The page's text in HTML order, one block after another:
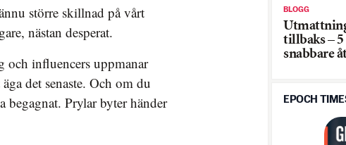
större skillnad på vårt
nästan desperat.
och influencers uppmanar
det senaste. Och om du
begagnat. Prylar byter händer
BLOGG
tillbaks –
snabbare
EPOCH